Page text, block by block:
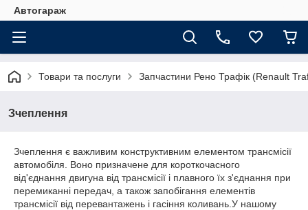
Автогараж
Товари та послуги Запчастини Рено Трафік (Renault
Зчеплення
Зчеплення є важливим конструктивним елементом трансмісії
автомобіля. Воно призначене для короткочасного
від'єднання двигуна від трансмісії і плавного їх з'єднання при
перемиканні передач, а також запобігання елементів
трансмісії від перевантажень і гасіння коливань.У нашому